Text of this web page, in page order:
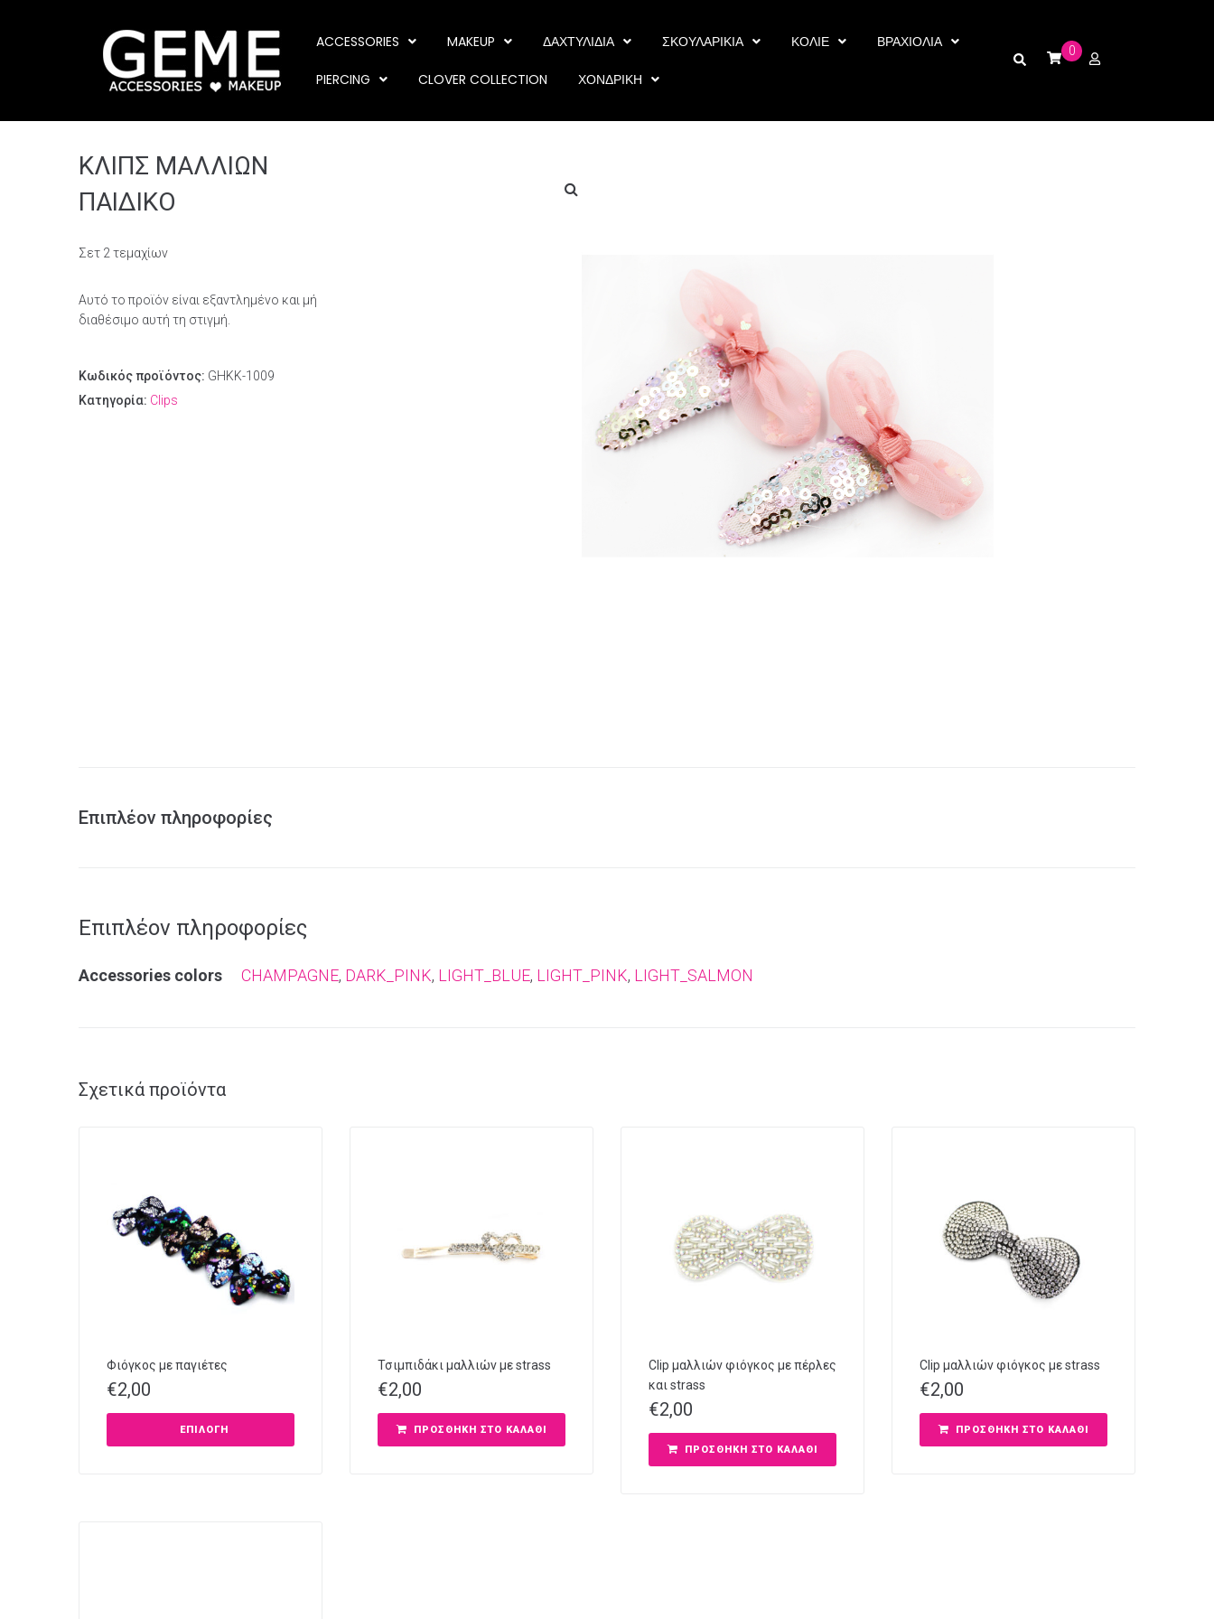
ACCESSORIES MAKEUP ΔΑΧΤΥΛΙΔΙΑ ΣΚΟΥΛΑΡΙΚΙΑ ΚΟΛΙΕ ΒΡΑΧΙΟΛΙΑ
PIERCING CLOVER COLLECTION ΧΟΝΔΡΙΚΗ
0
ΚΛΙΠΣ ΜΑΛΛΙΩΝ
ΠΑΙΔΙΚO
Σετ 2 τεμαχίων
Αυτό το προϊόν είναι εξαντλημένο και μή
διαθέσιμο αυτή τη στιγμή.
Κωδικός προϊόντος: GHKK-1009
Κατηγορία: Clips
Επιπλέον πληροφορίες
Επιπλέον πληροφορίες
Αccessories colors CHAMPAGNE, DARK_PINK, LIGHT_BLUE, LIGHT_PINK, LIGHT_SALMON
Σχετικά προϊόντα
Φιόγκος με παγιέτες
€2,00
ΕΠΙΛΟΓΉ
Τσιμπιδάκι μαλλιών με strass
€2,00
ΠΡΟΣΘΉΚΗ ΣΤΟ ΚΑΛΆΘΙ
Clip μαλλιών φιόγκος με πέρλες
και strass
€2,00
ΠΡΟΣΘΉΚΗ ΣΤΟ ΚΑΛΆΘΙ
Clip μαλλιών φιόγκος με strass
€2,00
ΠΡΟΣΘΉΚΗ ΣΤΟ ΚΑΛΆΘΙ